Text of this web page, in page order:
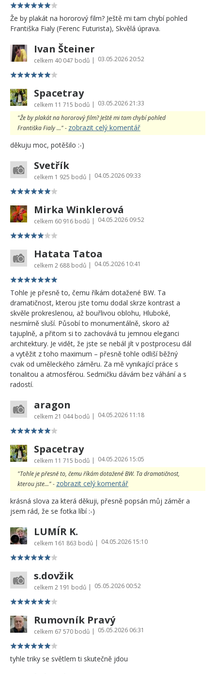
Že by plakát na hororový film? Ještě mi tam chybí pohled
Františka Fialy (Ferenc Futurista), Skvělá úprava.
Ivan Šteiner
celkem 40 047 bodů | 03.05.2026 20:52
Spacetray
celkem 11 715 bodů | 03.05.2026 21:33
"Že by plakát na hororový film? Ještě mi tam chybí pohled
Františka Fialy ..." - zobrazit celý komentář
děkuju moc, potěšilo :-)
Svetřík
celkem 1 925 bodů | 04.05.2026 09:33
Mirka Winklerová
celkem 60 916 bodů | 04.05.2026 09:52
Hatata Tatoa
celkem 2 688 bodů | 04.05.2026 10:41
Tohle je přesně to, čemu říkám dotažené BW. Ta
dramatičnost, kterou jste tomu dodal skrze kontrast a
skvěle prokreslenou, až bouřlivou oblohu, Hluboké,
nesmírně sluší. Působí to monumentálně, skoro až
tajuplně, a přitom si to zachovává tu jemnou eleganci
architektury. Je vidět, že jste se nebál jít v postprocesu dál
a vytěžit z toho maximum – přesně tohle odliší běžný
cvak od uměleckého záměru. Za mě vynikající práce s
tonalitou a atmosférou. Sedmičku dávám bez váhání a s
radostí.
aragon
celkem 21 044 bodů | 04.05.2026 11:18
Spacetray
celkem 11 715 bodů | 04.05.2026 15:05
"Tohle je přesně to, čemu říkám dotažené BW. Ta dramatičnost,
kterou jste..." - zobrazit celý komentář
krásná slova za která děkuji, přesně popsán můj záměr a
jsem rád, že se fotka líbí :-)
LUMÍR K.
celkem 161 863 bodů | 04.05.2026 15:10
s.dovžik
celkem 2 191 bodů | 05.05.2026 00:52
Rumovník Pravý
celkem 67 570 bodů | 05.05.2026 06:31
tyhle triky se světlem ti skutečně jdou